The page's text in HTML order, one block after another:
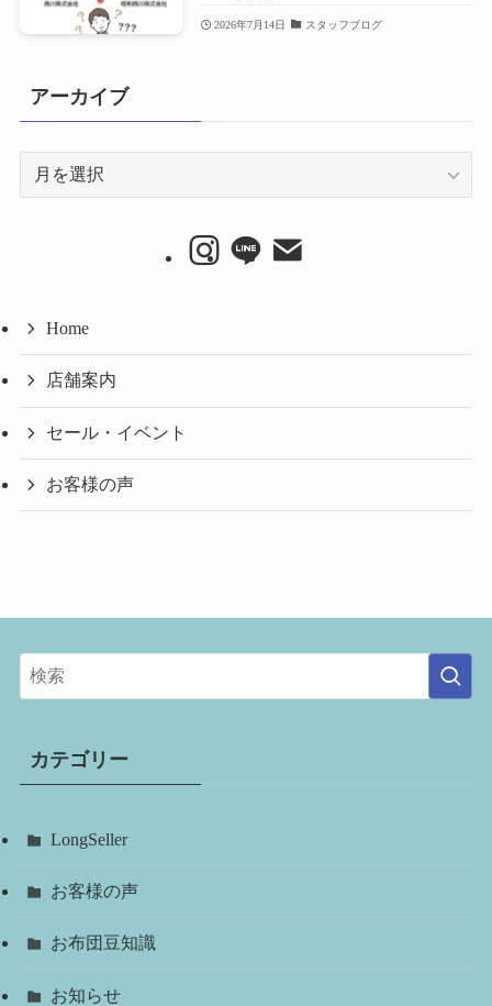
2026年7月14日 スタッフブログ
アーカイブ
Home
店舗案内
セール・イベント
お客様の声
カテゴリー
LongSeller
お客様の声
お布団豆知識
お知らせ